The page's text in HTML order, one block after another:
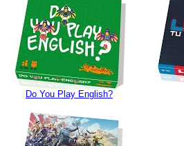
Do You Play English?